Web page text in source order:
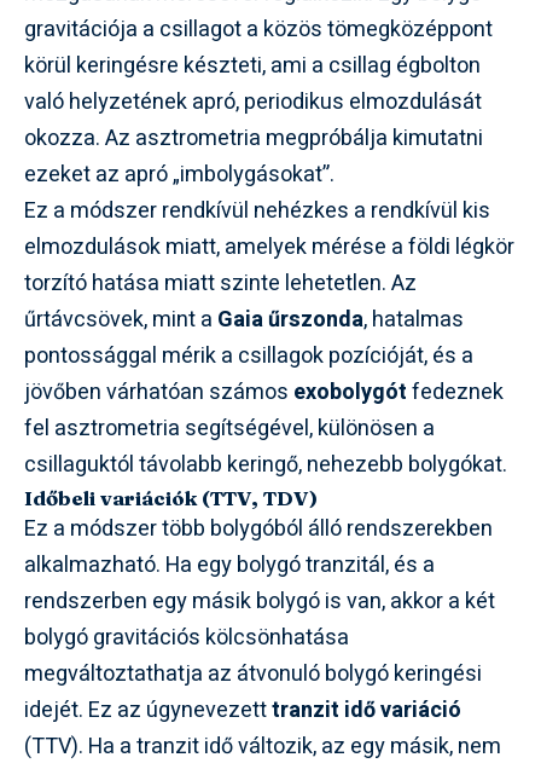
gravitációja a csillagot a közös tömegközéppont
körül keringésre készteti, ami a csillag égbolton
való helyzetének apró, periodikus elmozdulását
okozza. Az asztrometria megpróbálja kimutatni
ezeket az apró „imbolygásokat”.
Ez a módszer rendkívül nehézkes a rendkívül kis
elmozdulások miatt, amelyek mérése a földi légkör
torzító hatása miatt szinte lehetetlen. Az
űrtávcsövek, mint a Gaia űrszonda, hatalmas
pontossággal mérik a csillagok pozícióját, és a
jövőben várhatóan számos exobolygótfedeznek
fel asztrometria segítségével, különösen a
csillaguktól távolabb keringő, nehezebb bolygókat.
Időbeli variációk (TTV, TDV)
Ez a módszer több bolygóból álló rendszerekben
alkalmazható. Ha egy bolygó tranzitál, és a
rendszerben egy másik bolygó is van, akkor a két
bolygó gravitációs kölcsönhatása
megváltoztathatja az átvonuló bolygó keringési
idejét. Ez az úgynevezetttranzit idő variáció
(TTV). Ha a tranzit idő változik, az egy másik, nem